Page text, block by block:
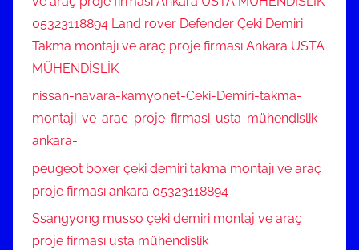
05323118894 Land rover Defender Çeki Demiri
Takma montajı ve araç proje firması Ankara USTA
MÜHENDİSLİK
nissan-navara-kamyonet-Ceki-Demiri-takma-
montaji-ve-arac-proje-firmasi-usta-mühendislik-
ankara-
peugeot boxer çeki demiri takma montajı ve araç
proje firması ankara 05323118894
Ssangyong musso çeki demiri montaj ve araç
proje firması usta mühendislik